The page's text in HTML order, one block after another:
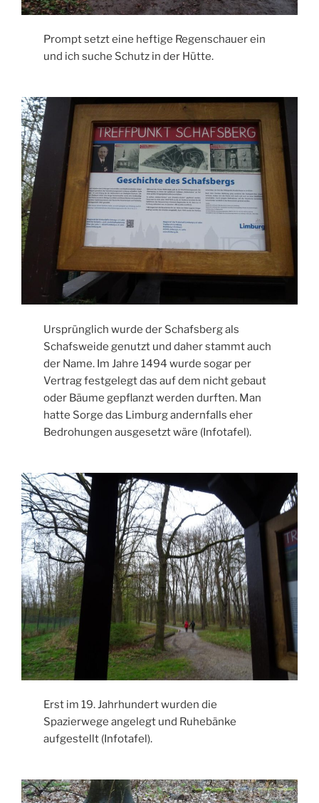
Prompt setzt eine heftige Regenschauer ein
und ich suche Schutz in der Hütte.
Ursprünglich wurde der Schafsberg als
Schafsweide genutzt und daher stammt auch
der Name. Im Jahre 1494 wurde sogar per
Vertrag festgelegt das auf dem nicht gebaut
oder Bäume gepflanzt werden durften. Man
hatte Sorge das Limburg andernfalls eher
Bedrohungen ausgesetzt wäre (Infotafel).
Erst im 19. Jahrhundert wurden die
Spazierwege angelegt und Ruhebänke
aufgestellt (Infotafel).